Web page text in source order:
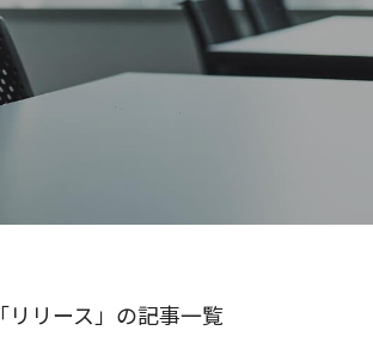
「リリース」の記事一覧